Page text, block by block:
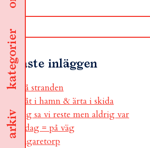
arkiv
kategorier
Senaste inläggen
på stranden
båt i hamn & ärta i skida
jag sa vi reste men aldrig var
i dag = på väg
sågaretorp